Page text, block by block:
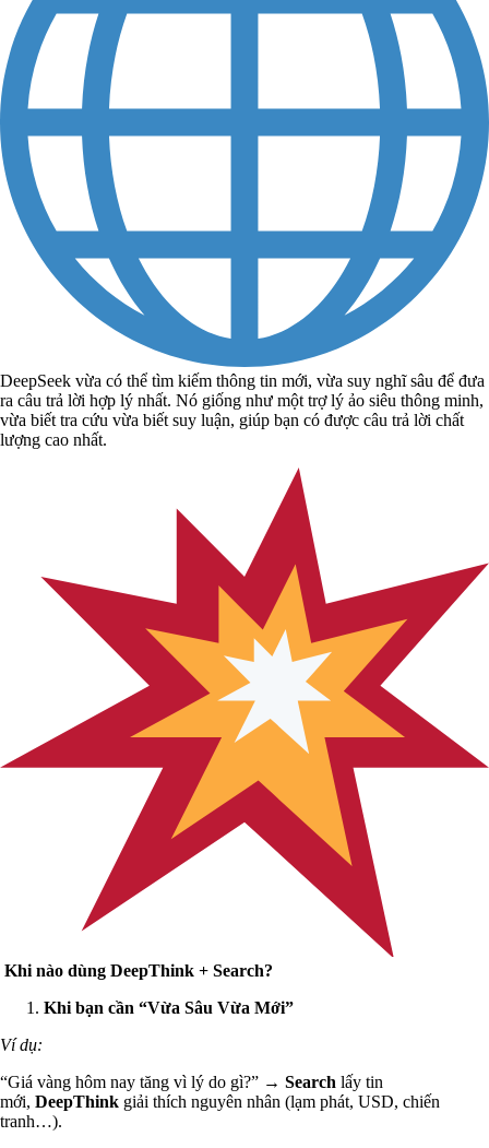
DeepSeek vừa có thể tìm kiếm thông tin mới, vừa suy nghĩ sâu để đưa
ra câu trả lời hợp lý nhất. Nó giống như một trợ lý ảo siêu thông minh,
vừa biết tra cứu vừa biết suy luận, giúp bạn có được câu trả lời chất
lượng cao nhất.
Khi nào dùng DeepThink + Search?
Khi bạn cần “Vừa Sâu Vừa Mới”
Ví dụ:
“Giá vàng hôm nay tăng vì lý do gì?” → Search lấy tin
mới, DeepThink giải thích nguyên nhân (lạm phát, USD, chiến
tranh…).